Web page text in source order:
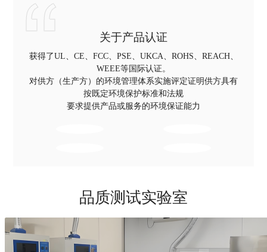
关于产品认证
获得了UL、CE、FCC、PSE、UKCA、ROHS、REACH、
WEEE等国际认证。
对供方（生产方）的环境管理体系实施评定证明供方具有
按既定环境保护标准和法规
要求提供产品或服务的环境保证能力
品质测试实验室